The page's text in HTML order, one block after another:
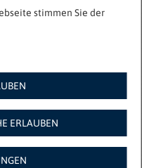
gefunden
stimmen Sie der
ERLAUBEN